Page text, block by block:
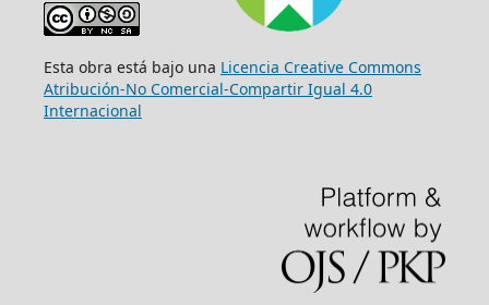
Esta obra está bajo una Licencia Creative Commons
Atribución-No Comercial-Compartir Igual 4.0
Internacional